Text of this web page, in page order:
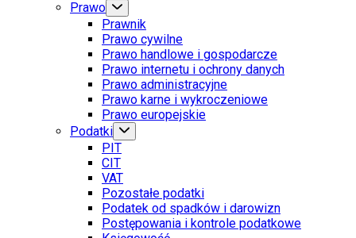
Prawo
Prawnik
Prawo cywilne
Prawo handlowe i gospodarcze
Prawo internetu i ochrony danych
Prawo administracyjne
Prawo karne i wykroczeniowe
Prawo europejskie
Podatki
PIT
CIT
VAT
Pozostałe podatki
Podatek od spadków i darowizn
Postępowania i kontrole podatkowe